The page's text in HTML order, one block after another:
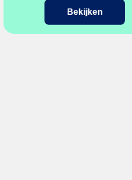
Bekijken